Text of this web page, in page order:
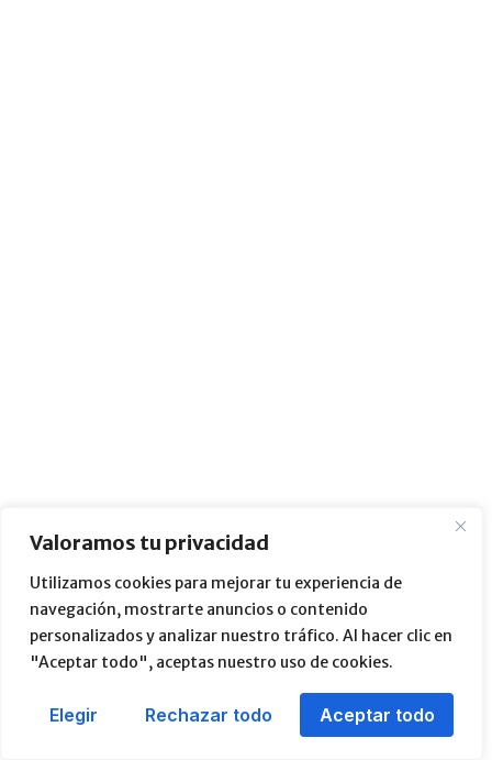
Valoramos tu privacidad
Utilizamos cookies para mejorar tu experiencia de
navegación, mostrarte anuncios o contenido
personalizados y analizar nuestro tráfico. Al hacer clic en
"Aceptar todo", aceptas nuestro uso de cookies.
Elegir Rechazar todo Aceptar todo